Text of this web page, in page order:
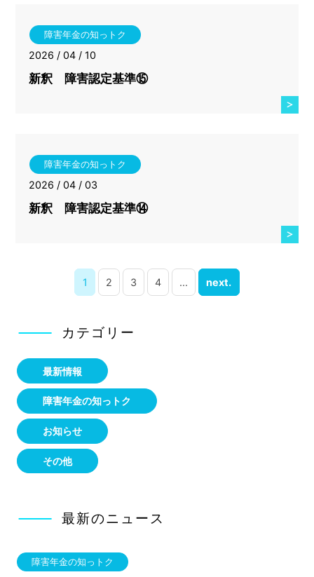
障害年金の知っトク
2026 / 04 / 10
新釈 障害認定基準⑮
障害年金の知っトク
2026 / 04 / 03
新釈 障害認定基準⑭
1 2 3 4 ... next.
カテゴリー
最新情報
障害年金の知っトク
お知らせ
その他
最新のニュース
障害年金の知っトク